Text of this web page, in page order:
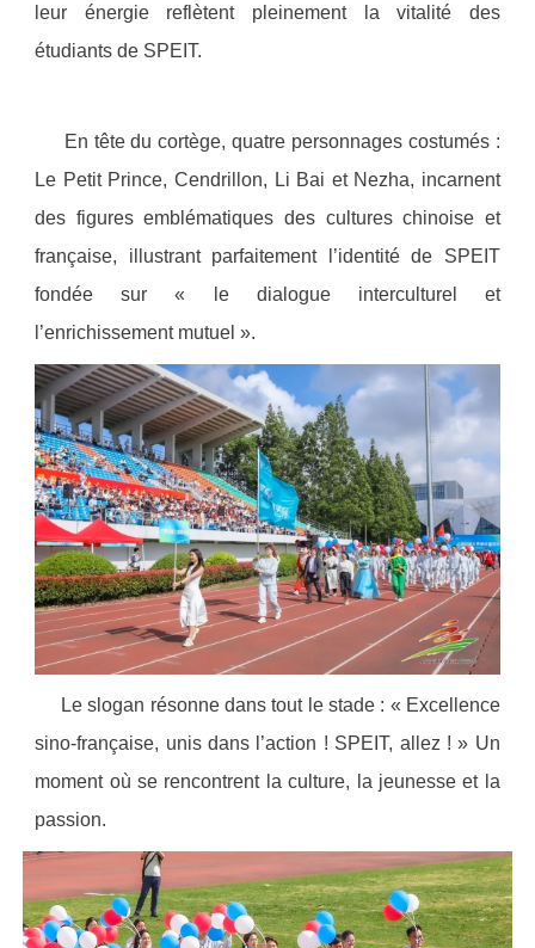
leur énergie reflètent pleinement la vitalité des
étudiants de SPEIT.
En tête du cortège, quatre personnages costumés :
Le Petit Prince, Cendrillon, Li Bai et Nezha, incarnent
des figures emblématiques des cultures chinoise et
française, illustrant parfaitement l’identité de SPEIT
fondée sur « le dialogue interculturel et
l’enrichissement mutuel ».
Le slogan résonne dans tout le stade : « Excellence
sino-française, unis dans l’action ! SPEIT, allez ! » Un
moment où se rencontrent la culture, la jeunesse et la
passion.